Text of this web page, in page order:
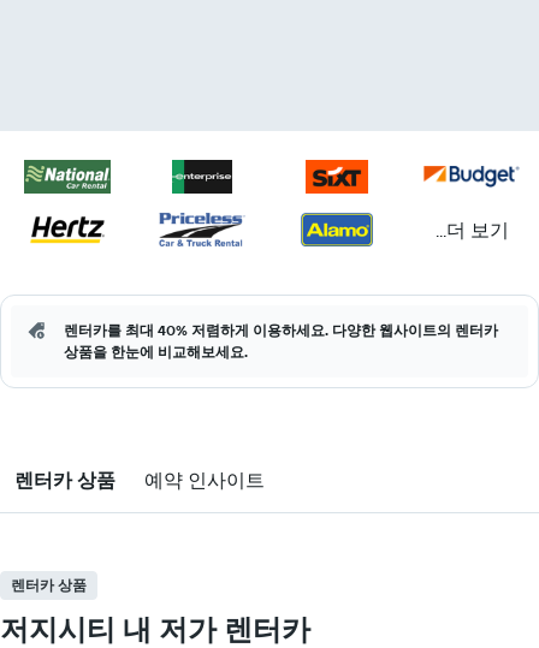
...더 보기
렌터카를 최대 40% 저렴하게 이용하세요. 다양한 웹사이트의 렌터카
상품을 한눈에 비교해보세요.
렌터카 상품 예약 인사이트
렌터카 상품
저지시티 내 저가 렌터카